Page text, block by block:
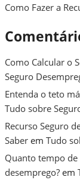
Como Fazer a
Como Calcular o
Seguro
Entenda o teto
Tudo sobre
Recurso Seguro
Saber em Tudo
Quanto tempo
desemprego? em